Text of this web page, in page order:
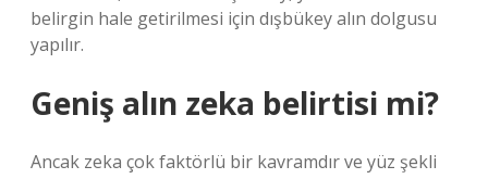
belirgin hale getirilmesi için dışbükey alın dolgusu
yapılır.
Geniş alın zeka belirtisi mi?
Ancak zeka çok faktörlü bir kavramdır ve yüz şekli